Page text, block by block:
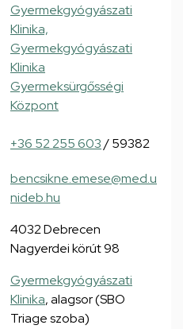
Gyermekgyógyászati
Klinika,
Gyermekgyógyászati
Klinika
Gyermeksürgősségi
Központ
+36 52 255 603/ 59382
bencsikne.emese@med.u
nideb.hu
4032 Debrecen
Nagyerdei körút 98
Gyermekgyógyászati
Klinika, alagsor (SBO
Triage szoba)